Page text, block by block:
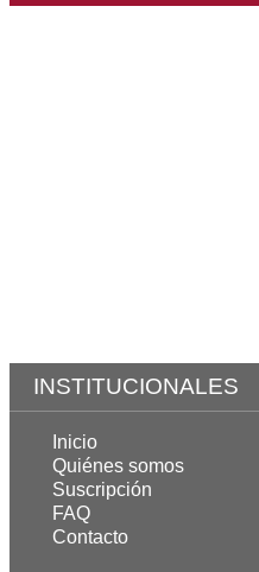
INSTITUCIONALES
Inicio
Quiénes somos
Suscripción
FAQ
Contacto